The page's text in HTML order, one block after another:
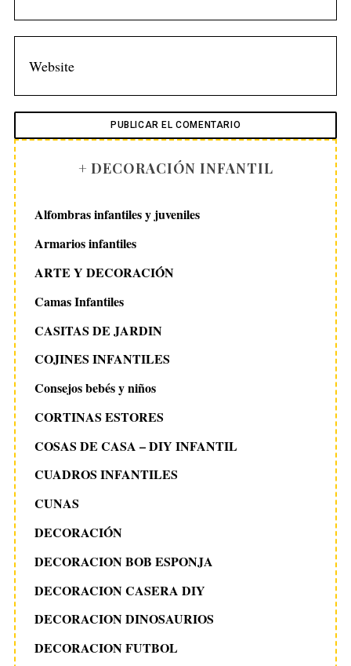
+ DECORACIÓN INFANTIL
Alfombras infantiles y juveniles
Armarios infantiles
ARTE Y DECORACIÓN
Camas Infantiles
CASITAS DE JARDIN
COJINES INFANTILES
Consejos bebés y niños
CORTINAS ESTORES
COSAS DE CASA – DIY INFANTIL
CUADROS INFANTILES
CUNAS
DECORACIÓN
DECORACION BOB ESPONJA
DECORACION CASERA DIY
DECORACION DINOSAURIOS
DECORACION FUTBOL